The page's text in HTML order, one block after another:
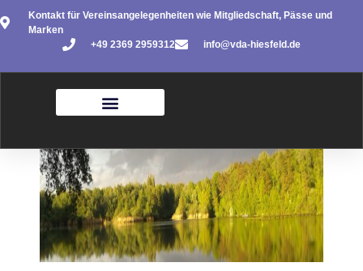
Kontakt für Vereinsangelegenheiten wie Mitgliedschaft, Pässe und
Marken
+49 2369 2959312
info@vda-hiesfeld.de